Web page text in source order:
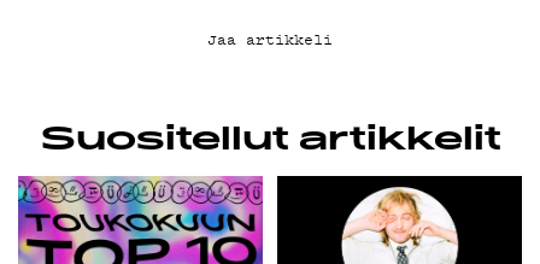
Jaa artikkeli
Suositellut artikkelit